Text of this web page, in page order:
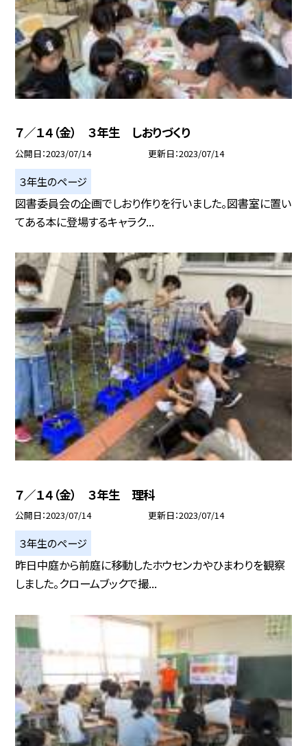
７／１４（金） ３年生 しおりづくり
公開日 2023/07/14 更新日 2023/07/14
３年生のページ
図書委員会の企画でしおり作りを行いました。図書室に置い
てある本に登場するキャラク...
７／１４（金） ３年生 理科
公開日 2023/07/14 更新日 2023/07/14
３年生のページ
昨日中庭から前庭に移動したホウセンカやひまわりを観察
しました。クロームブックで撮...